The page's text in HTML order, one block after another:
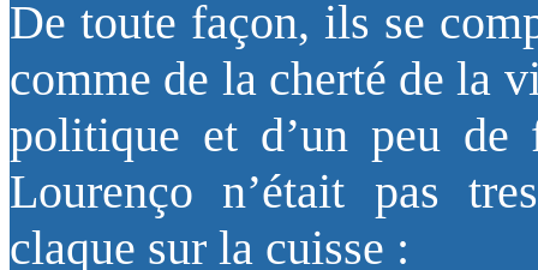
De toute façon, ils se
comme de la cherté de la
politique et d’un peu de
Lourenço n’était pas
claque sur la cuisse :